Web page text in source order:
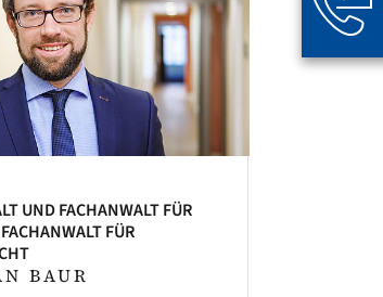
UND FACHANWALT FÜR
FÜR
BAUR